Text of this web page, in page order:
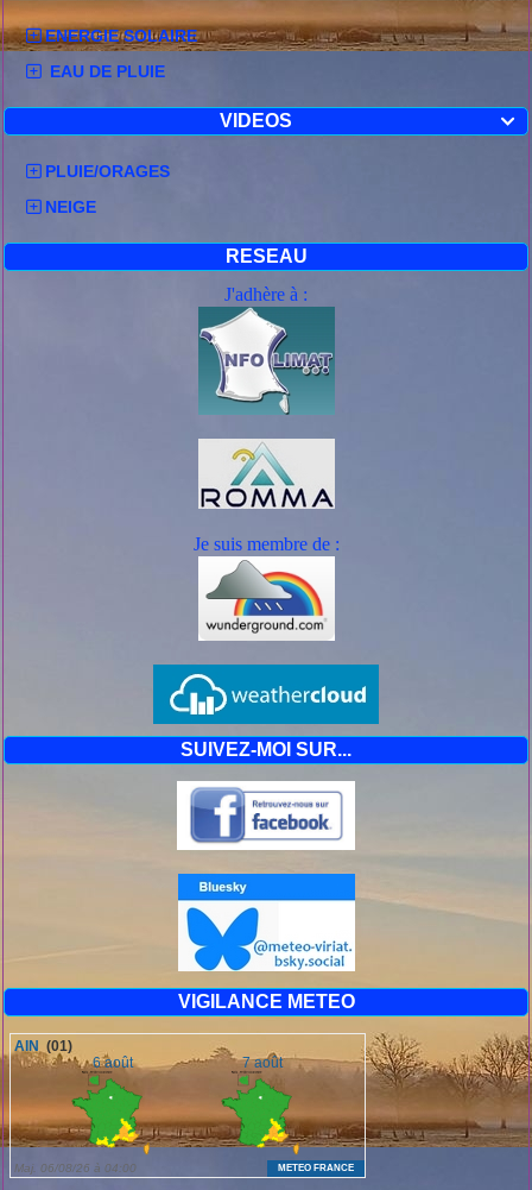
ENERGIE SOLAIRE
EAU DE PLUIE

VIDEOS
PLUIE/ORAGES
NEIGE
RESEAU
J'adhère à :
Je suis membre de :
SUIVEZ-MOI SUR...
VIGILANCE METEO